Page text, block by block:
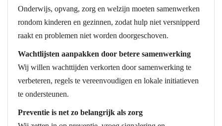
Onderwijs, opvang, zorg en welzijn moeten samenwerken
rondom kinderen en gezinnen, zodat hulp niet versnipperd
raakt en problemen niet worden doorgeschoven.
Wachtlijsten aanpakken door betere samenwerking
Wij willen wachttijden verkorten door samenwerking te
verbeteren, regels te vereenvoudigen en lokale initiatieven
te ondersteunen.
Preventie is net zo belangrijk als zorg